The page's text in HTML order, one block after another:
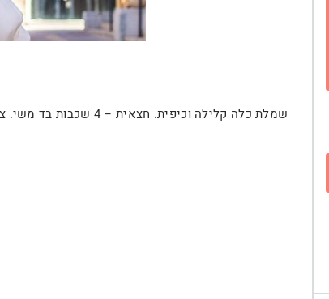
שמלת כלה קלילה וכיפית. חצאית – 4 שכבות בד משי. צבע פנינה.